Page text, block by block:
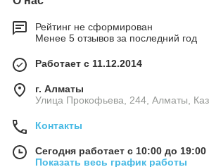
Рейтинг не сформирован
Менее 5 отзывов за последний год
Работает с 11.12.2014
г. Алматы
​Улица Прокофьева, 244, Алматы,
Контакты
Сегодня работает с 10:00 до 19:00
Показать весь график работы